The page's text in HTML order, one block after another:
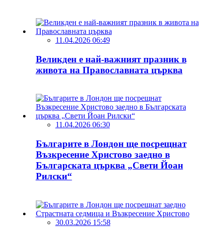
11.04.2026 06:49
Великден е най-важният празник в
живота на Православната църква
11.04.2026 06:30
Българите в Лондон ще посрещнат
Възкресение Христово заедно в
Българската църква „Свети Йоан
Рилски“
30.03.2026 15:58